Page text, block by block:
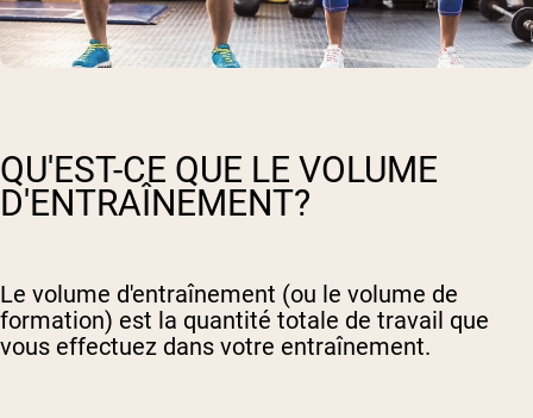
QU'EST-CE QUE LE VOLUME
D'ENTRAÎNEMENT?
Le volume d'entraînement (ou le volume de
formation) est la quantité totale de travail que
vous effectuez dans votre entraînement.